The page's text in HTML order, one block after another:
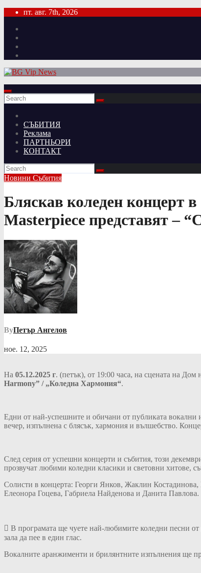
Skip
content
пт. авг. 7th, 2026
СЪБИТИЯ
Реклама
ПАРТНЬОРИ
КОНТАКТ
Новини Събития
Бляскав коледен концерт
Masterpiece представят –
ByПетър Ангелов
ное. 12, 2025
На 05.12.2025 г. (петък), от 19:00 часа, на сцената на
Harmony” / „Коледна Хармония“.
Едни от най-успешните и обичани от публиката вокални
вечер, изпълнена с блясък, хармония и вълшебство.
След серия от успешни концерти и събития, този
прозвучат любими коледни класики и световни хитове,
Солисти в концерта: Георги Янков, Жаклин
Елеонора Гоцева, Габриела Найденова и Данита Павлова.
 В програмата ще чуете най-любимите коледни песни
зала да пее в един глас.
Вокалните аранжименти и брилянтните изпълнения ще